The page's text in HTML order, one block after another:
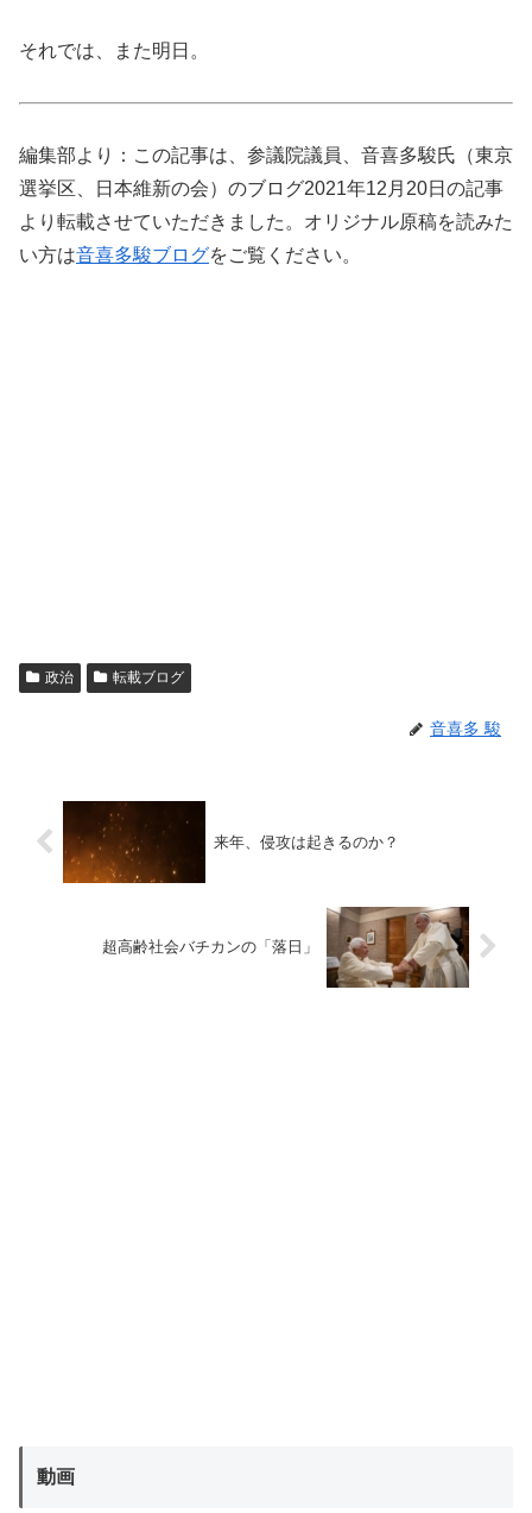
それでは、また明日。
編集部より：この記事は、参議院議員、音喜多駿氏（東京
選挙区、日本維新の会）のブログ2021年12月20日の記事
より転載させていただきました。オリジナル原稿を読みた
い方は音喜多駿ブログをご覧ください。
政治 転載ブログ
音喜多 駿
来年、侵攻は起きるのか？
超高齢社会バチカンの「落日」
動画